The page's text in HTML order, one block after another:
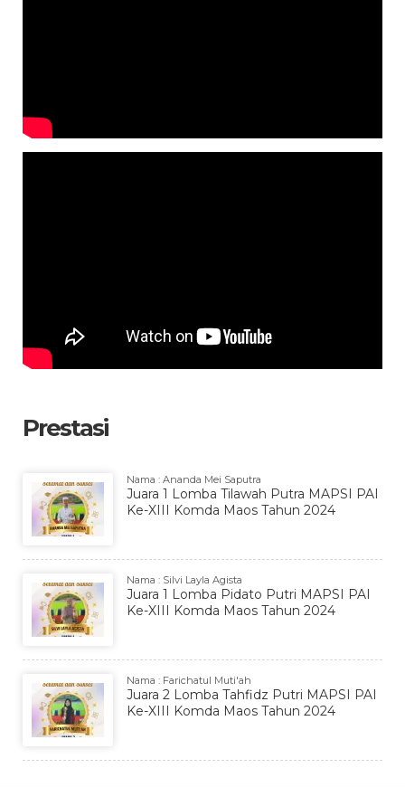
Prestasi
Nama : Ananda Mei Saputra
Juara 1 Lomba Tilawah Putra MAPSI PAI
Ke-XIII Komda Maos Tahun 2024
Nama : Silvi Layla Agista
Juara 1 Lomba Pidato Putri MAPSI PAI
Ke-XIII Komda Maos Tahun 2024
Nama : Farichatul Muti'ah
Juara 2 Lomba Tahfidz Putri MAPSI PAI
Ke-XIII Komda Maos Tahun 2024